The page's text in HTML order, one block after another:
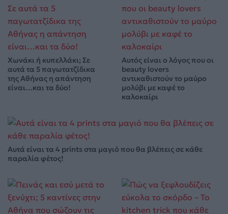
Χωνάκι ή κυπελλάκι; Σε
αυτά τα 5 παγωτατζίδικα
της Αθήνας η απάντηση
είναι…και τα δύο!
Αυτός είναι ο λόγος που οι
beauty lovers
αντικαθιστούν το μαύρο
μολύβι με καφέ το
καλοκαίρι
Αυτά είναι τα 4 prints στα μαγιό που θα βλέπεις σε κάθε
παραλία φέτος!